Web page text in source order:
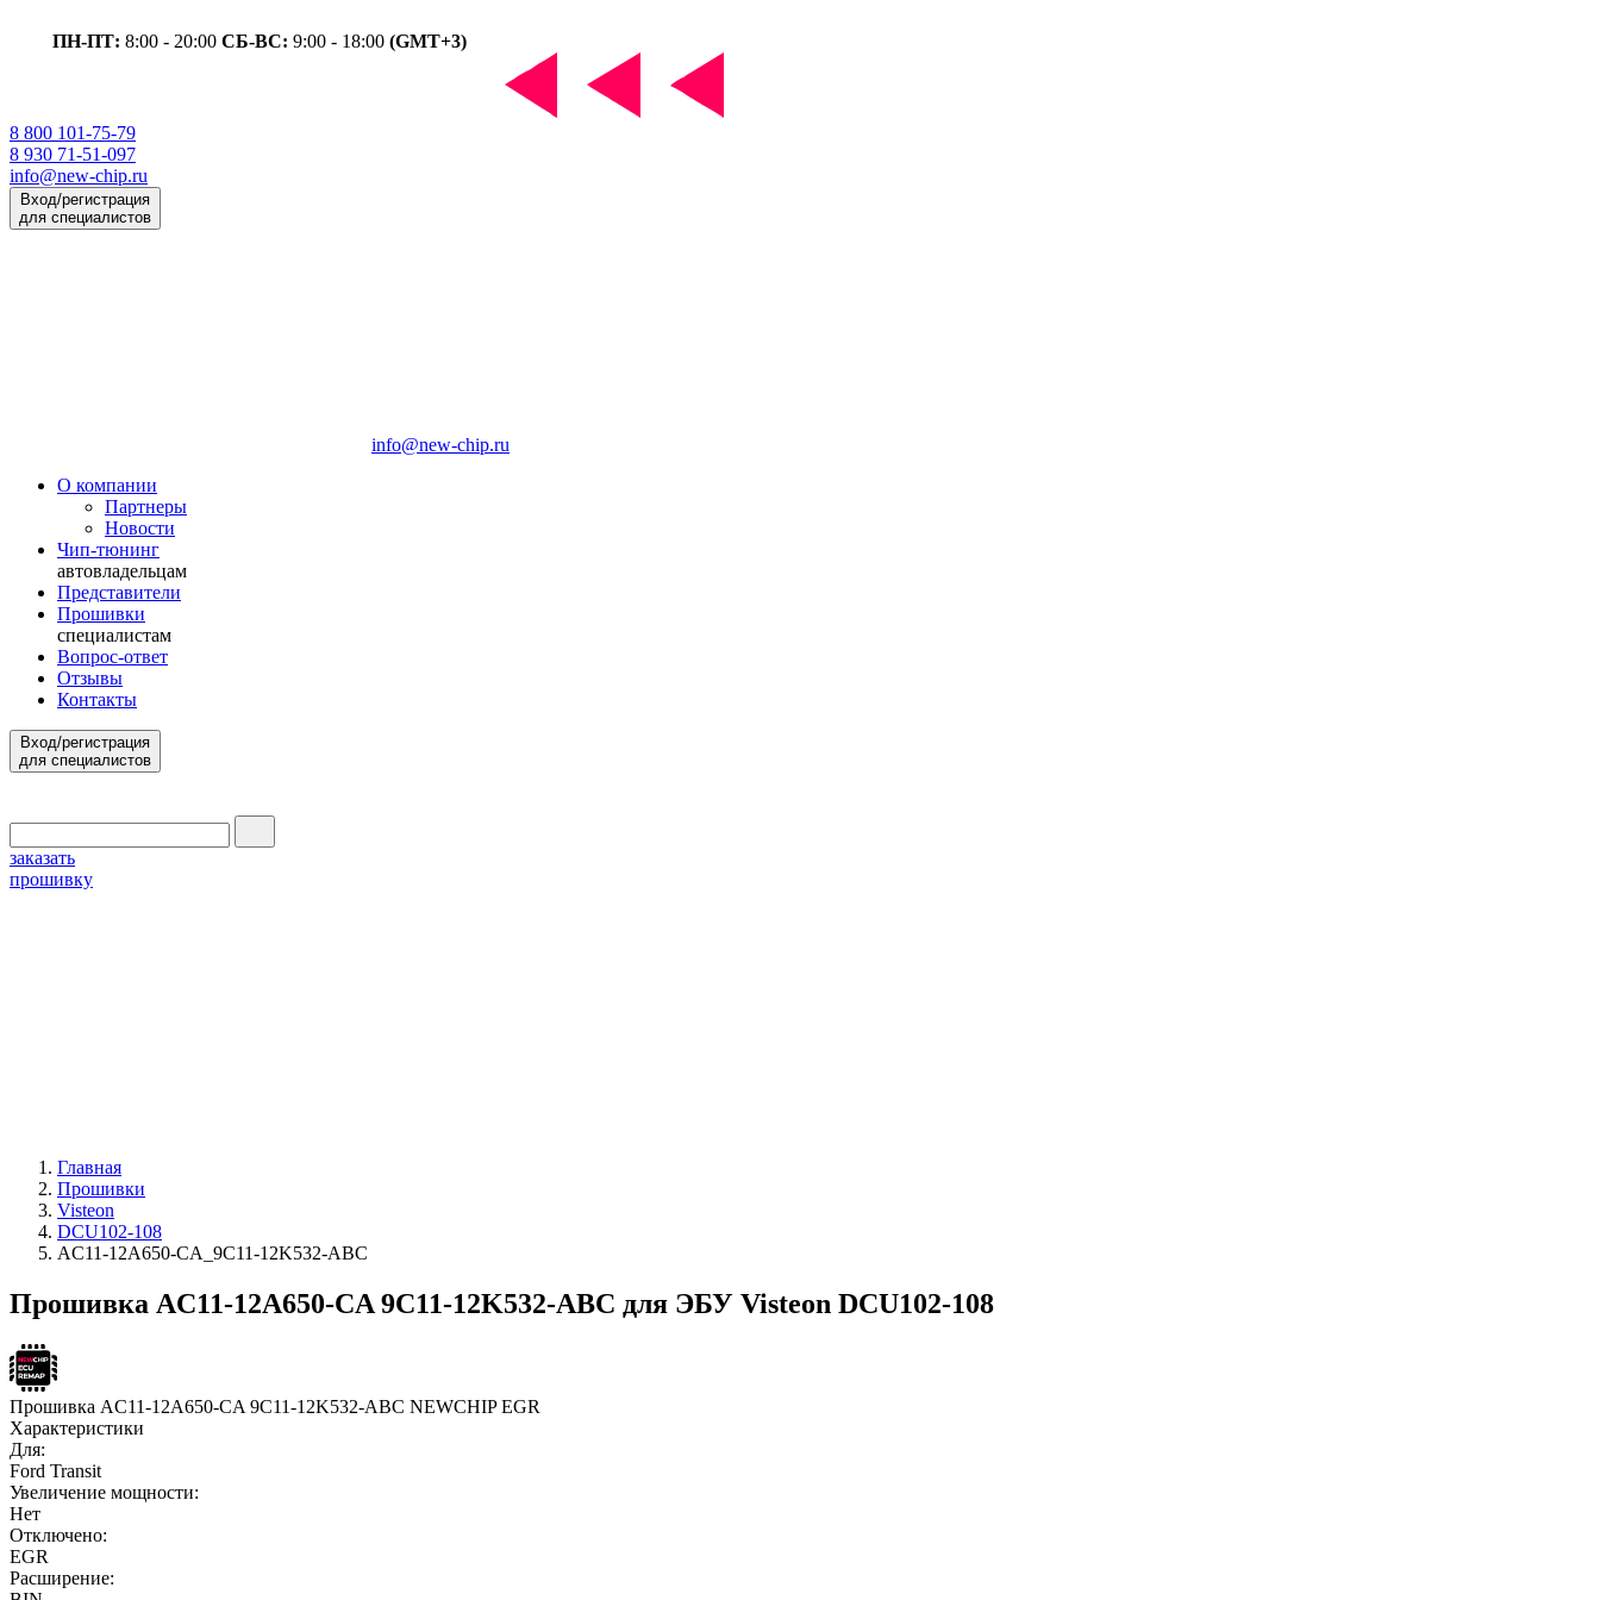
ПН-ПТ: 8:00 - 20:00 СБ-ВС: 9:00 - 18:00 (GMT+3)
8 800 101-75-79
8 930 71-51-097
info@new-chip.ru
Вход/регистрация
для специалистов
info@new-chip.ru
О компании
Партнеры
Новости
Чип-тюнинг
автовладельцам
Представители
Прошивки
специалистам
Вопрос-ответ
Отзывы
Контакты
Вход/регистрация
для специалистов
заказать
прошивку
Главная
Прошивки
Visteon
DCU102-108
AC11-12A650-CA_9C11-12K532-ABC
Прошивка AC11-12A650-CA 9C11-12K532-ABC для ЭБУ Visteon DCU102-108
Прошивка AC11-12A650-CA 9C11-12K532-ABC NEWCHIP EGR
Характеристики
Для:
Ford Transit
Увеличение мощности:
Нет
Отключено:
EGR
Расширение: